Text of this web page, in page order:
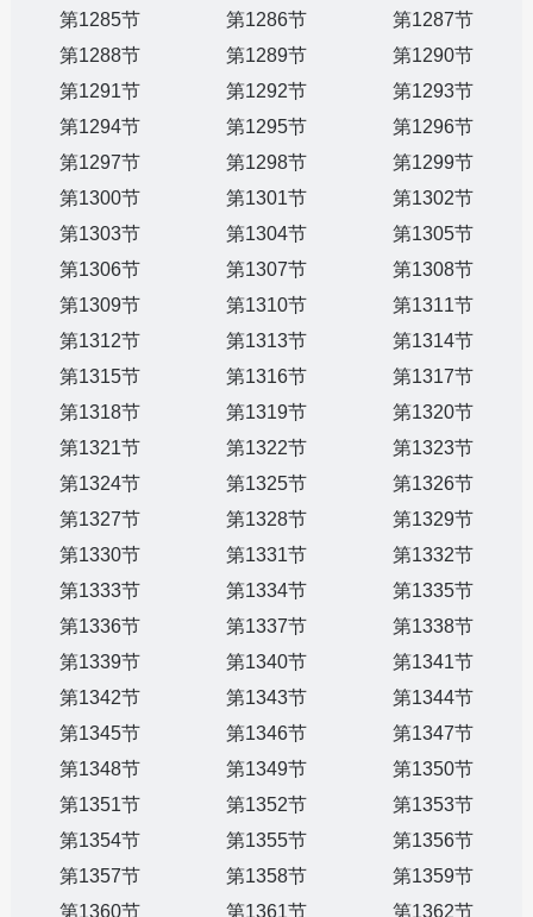
第1285节
第1286节
第1287节
第1288节
第1289节
第1290节
第1291节
第1292节
第1293节
第1294节
第1295节
第1296节
第1297节
第1298节
第1299节
第1300节
第1301节
第1302节
第1303节
第1304节
第1305节
第1306节
第1307节
第1308节
第1309节
第1310节
第1311节
第1312节
第1313节
第1314节
第1315节
第1316节
第1317节
第1318节
第1319节
第1320节
第1321节
第1322节
第1323节
第1324节
第1325节
第1326节
第1327节
第1328节
第1329节
第1330节
第1331节
第1332节
第1333节
第1334节
第1335节
第1336节
第1337节
第1338节
第1339节
第1340节
第1341节
第1342节
第1343节
第1344节
第1345节
第1346节
第1347节
第1348节
第1349节
第1350节
第1351节
第1352节
第1353节
第1354节
第1355节
第1356节
第1357节
第1358节
第1359节
第1360节
第1361节 第1362节